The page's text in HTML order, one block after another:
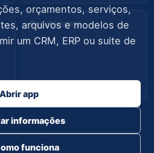
Recebimento
orçamentos, serviços,
arquivos e modelos de
um CRM, ERP ou suite de
Abrir app
informações
funciona